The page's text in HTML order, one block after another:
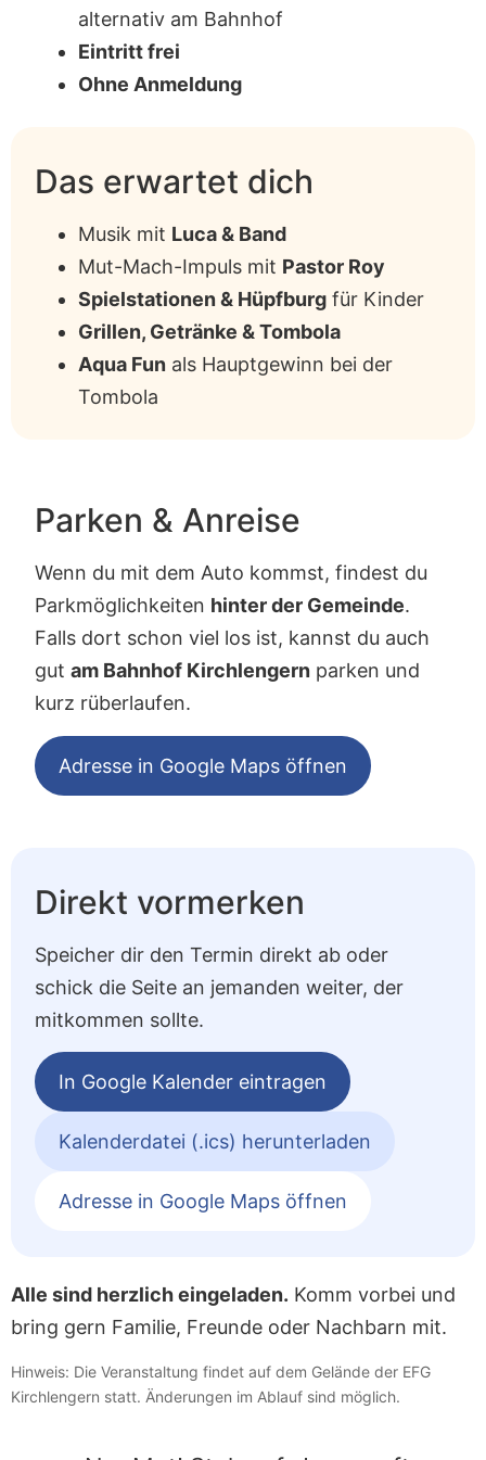
alternativ am Bahnhof
Eintritt frei
Ohne Anmeldung
Das erwartet dich
Musik mit Luca & Band
Mut-Mach-Impuls mit Pastor Roy
Spielstationen & Hüpfburg für Kinder
Grillen, Getränke & Tombola
Aqua Fun als Hauptgewinn bei der
Tombola
Parken & Anreise
Wenn du mit dem Auto kommst, findest du
Parkmöglichkeiten hinter der Gemeinde.
Falls dort schon viel los ist, kannst du auch
gut am Bahnhof Kirchlengern parken und
kurz rüberlaufen.
Adresse in Google Maps öffnen
Direkt vormerken
Speicher dir den Termin direkt ab oder
schick die Seite an jemanden weiter, der
mitkommen sollte.
In Google Kalender eintragen
Kalenderdatei (.ics) herunterladen
Adresse in Google Maps öffnen
Alle sind herzlich eingeladen. Komm vorbei und
bring gern Familie, Freunde oder Nachbarn mit.
Hinweis: Die Veranstaltung findet auf dem Gelände der EFG
Kirchlengern statt. Änderungen im Ablauf sind möglich.